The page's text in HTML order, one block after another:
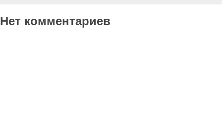
Нет комментариев